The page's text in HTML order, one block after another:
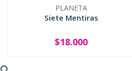
PLANETA
Siete Mentiras
+
$18.000